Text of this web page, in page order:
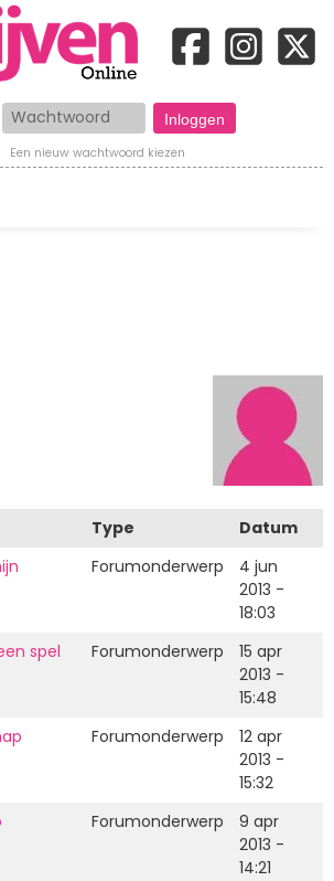
Wachtwoord
Een nieuw wachtwoord kiezen
Type
Datum
Forumonderwerp
4 jun
2013 -
18:03
spel
Forumonderwerp
15 apr
2013 -
15:48
Forumonderwerp
12 apr
2013 -
15:32
Forumonderwerp
9 apr
2013 -
14:21